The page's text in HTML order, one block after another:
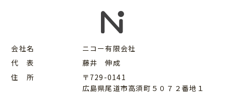
会社名
ニコー有限会社
代 表
藤井 伸成
住 所
〒729-0141
広島県尾道市高須町５０７２番地１